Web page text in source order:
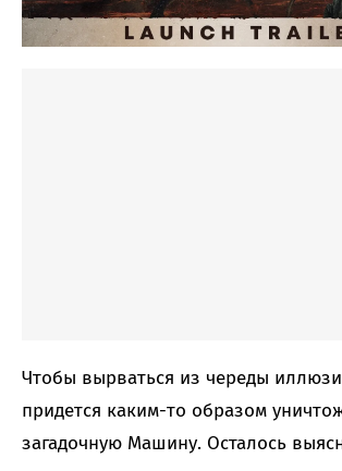
Чтобы вырваться из череды
придется каким-то образом
загадочную Машину. Осталось